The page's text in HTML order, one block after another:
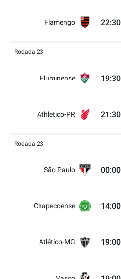
Flamengo 22:30
Rodada 23
Fluminense 19:30
Athletico-PR 21:30
Rodada 23
São Paulo 00:00
Chapecoense 14:00
Atlético-MG 19:00